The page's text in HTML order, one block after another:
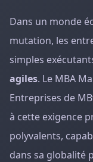
Dans un monde
mutation, les
simples
agiles. Le MBA
Entreprises de
à cette exigence
polyvalents,
dans sa globalité